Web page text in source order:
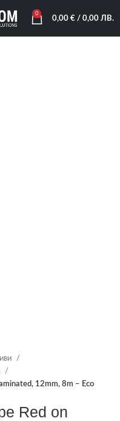
0
0,00 €/ 0,00 ЛВ.
12mm, 8m – Eco
Red on